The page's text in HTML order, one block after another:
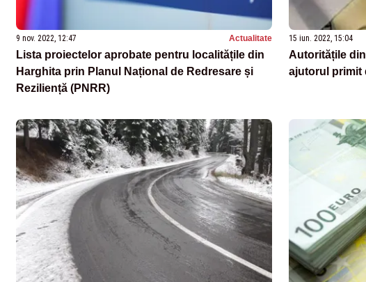
9 nov. 2022, 12:47 Actualitate
Lista proiectelor aprobate pentru localitățile din
Harghita prin Planul Național de Redresare și
Reziliență (PNRR)
15 iun. 2022, 15:04
Autoritățile
ajutorul primit